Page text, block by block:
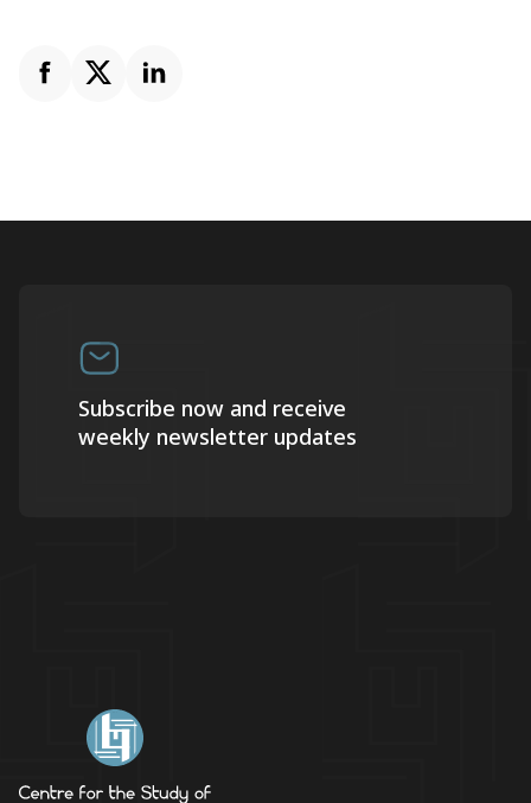
Subscribe now and receive
weekly newsletter updates